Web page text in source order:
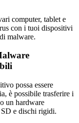
computer, tablet e
con i tuoi dispositivi
malware.
possa essere
è possibile trasferire i
un hardware
e dischi rigidi.